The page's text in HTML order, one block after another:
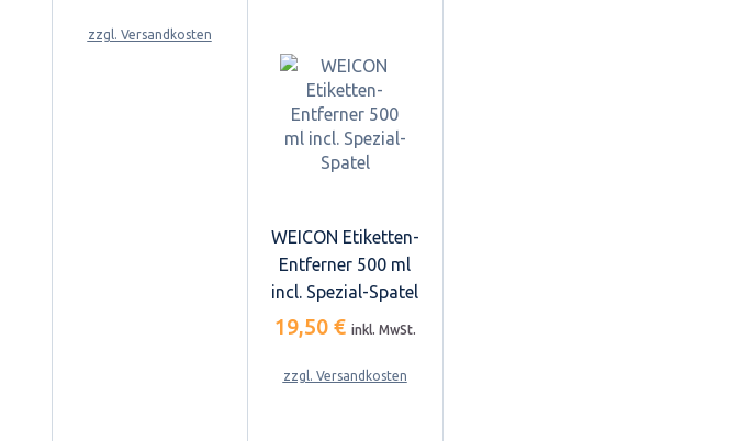
zzgl. Versandkosten
WEICON Etiketten-
Entferner 500 ml
incl. Spezial-Spatel
19,50 € inkl. MwSt.
zzgl. Versandkosten